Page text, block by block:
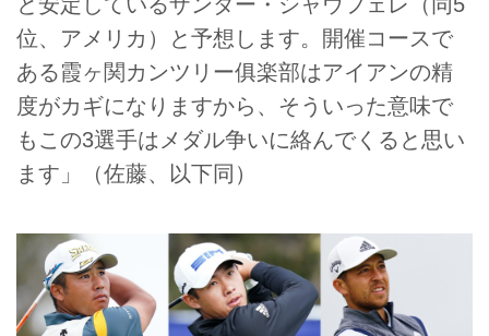
位、アメリカ）と予想します。開催コースで
ある霞ヶ関カンツリー俱楽部はアイアンの精
度がカギになりますから、そういった意味で
もこの3選手はメダル争いに絡んでくると思い
ます」（佐藤、以下同）